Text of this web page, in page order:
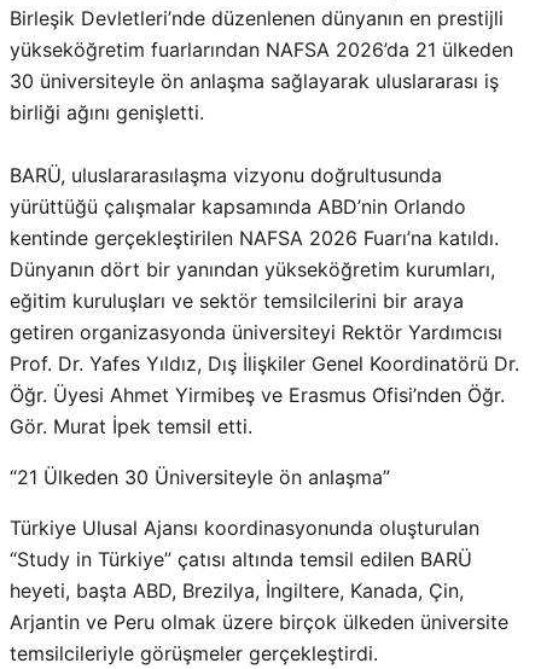
Birleşik Devletleri’nde düzenlenen dünyanın en prestijli
yükseköğretim fuarlarından NAFSA 2026’da 21 ülkeden
30 üniversiteyle ön anlaşma sağlayarak uluslararası iş
birliği ağını genişletti.
BARÜ, uluslararasılaşma vizyonu doğrultusunda
yürüttüğü çalışmalar kapsamında ABD’nin Orlando
kentinde gerçekleştirilen NAFSA 2026 Fuarı’na katıldı.
Dünyanın dört bir yanından yükseköğretim kurumları,
eğitim kuruluşları ve sektör temsilcilerini bir araya
getiren organizasyonda üniversiteyi Rektör Yardımcısı
Prof. Dr. Yafes Yıldız, Dış İlişkiler Genel Koordinatörü Dr.
Öğr. Üyesi Ahmet Yirmibeş ve Erasmus Ofisi’nden Öğr.
Gör. Murat İpek temsil etti.
“21 Ülkeden 30 Üniversiteyle ön anlaşma”
Türkiye Ulusal Ajansı koordinasyonunda oluşturulan
“Study in Türkiye” çatısı altında temsil edilen BARÜ
heyeti, başta ABD, Brezilya, İngiltere, Kanada, Çin,
Arjantin ve Peru olmak üzere birçok ülkeden üniversite
temsilcileriyle görüşmeler gerçekleştirdi.